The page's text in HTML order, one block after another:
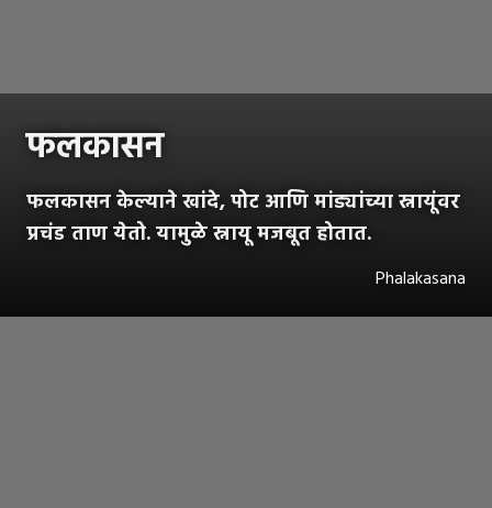
फलकासन
फलकासन केल्याने खांदे, पोट आणि मांड्यांच्या स्नायूंवर
प्रचंड ताण येतो. यामुळे स्नायू मजबूत होतात.
Phalakasana